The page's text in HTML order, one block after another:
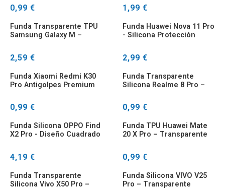
0,99 € 1,99 €
Funda Transparente TPU
Samsung Galaxy M –
2,59 €
Funda Huawei Nova 11 Pro
- Silicona Protección
2,99 €
Funda Xiaomi Redmi K30
Pro Antigolpes Premium
0,99 €
Funda Transparente
Silicona Realme 8 Pro –
0,99 €
Funda Silicona OPPO Find
X2 Pro - Diseño Cuadrado
4,19 €
Funda TPU Huawei Mate
20 X Pro – Transparente
0,99 €
Funda Transparente
Silicona Vivo X50 Pro –
Funda Silicona VIVO V25
Pro – Transparente